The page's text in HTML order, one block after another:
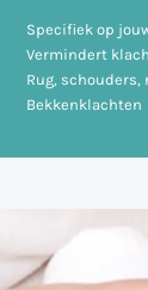
Specifiek op
Vermindert
Rug, schouders,
Bekkenklachten